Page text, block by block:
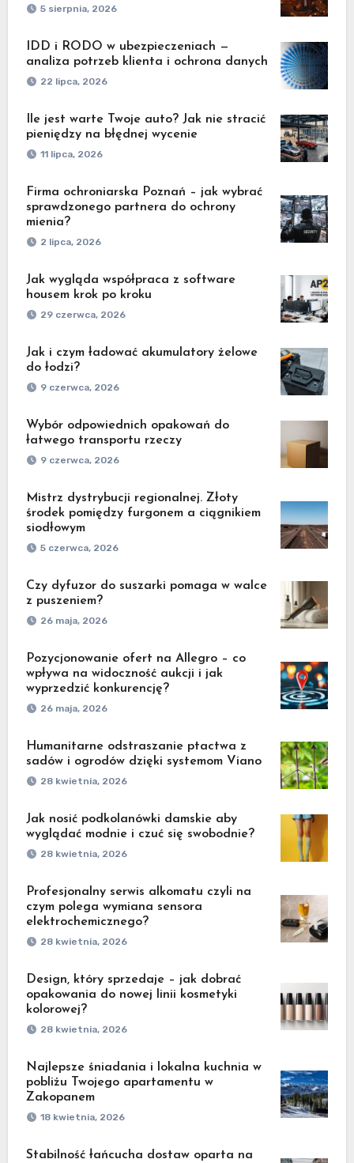
5 sierpnia, 2026
IDD i RODO w ubezpieczeniach —
analiza potrzeb klienta i ochrona danych
22 lipca, 2026
Ile jest warte Twoje auto? Jak nie stracić
pieniędzy na błędnej wycenie
11 lipca, 2026
Firma ochroniarska Poznań – jak wybrać
sprawdzonego partnera do ochrony
mienia?
2 lipca, 2026
Jak wygląda współpraca z software
housem krok po kroku
29 czerwca, 2026
Jak i czym ładować akumulatory żelowe
do łodzi?
9 czerwca, 2026
Wybór odpowiednich opakowań do
łatwego transportu rzeczy
9 czerwca, 2026
Mistrz dystrybucji regionalnej. Złoty
środek pomiędzy furgonem a ciągnikiem
siodłowym
5 czerwca, 2026
Czy dyfuzor do suszarki pomaga w walce
z puszeniem?
26 maja, 2026
Pozycjonowanie ofert na Allegro – co
wpływa na widoczność aukcji i jak
wyprzedzić konkurencję?
26 maja, 2026
Humanitarne odstraszanie ptactwa z
sadów i ogrodów dzięki systemom Viano
28 kwietnia, 2026
Jak nosić podkolanówki damskie aby
wyglądać modnie i czuć się swobodnie?
28 kwietnia, 2026
Profesjonalny serwis alkomatu czyli na
czym polega wymiana sensora
elektrochemicznego?
28 kwietnia, 2026
Design, który sprzedaje – jak dobrać
opakowania do nowej linii kosmetyki
kolorowej?
28 kwietnia, 2026
Najlepsze śniadania i lokalna kuchnia w
pobliżu Twojego apartamentu w
Zakopanem
18 kwietnia, 2026
Stabilność łańcucha dostaw oparta na